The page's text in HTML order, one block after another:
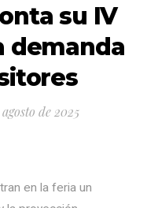
su IV
demanda
agosto de 2025
en la feria un